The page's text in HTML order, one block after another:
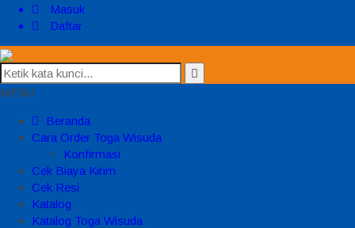
Masuk
Daftar
MENU
Beranda
Cara Order Toga Wisuda
Konfirmasi
Cek Biaya Kirim
Cek Resi
Katalog
Katalog Toga Wisuda